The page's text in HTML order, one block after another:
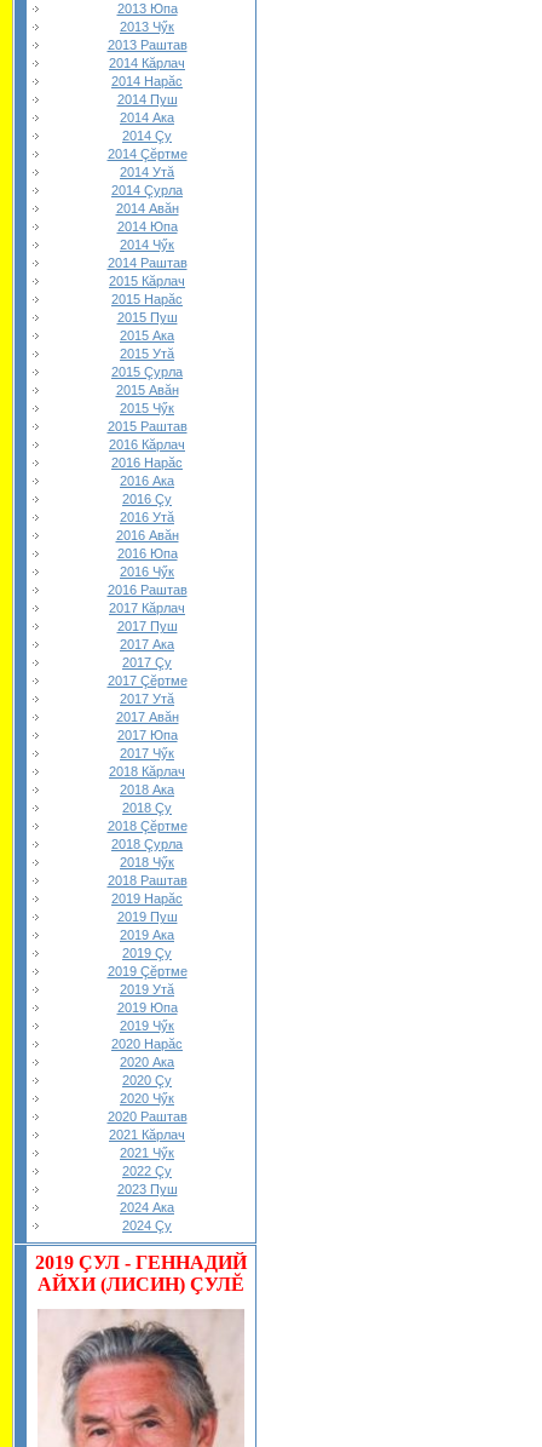
2013 Юпа
2013 Чӳк
2013 Раштав
2014 Кăрлач
2014 Нарăс
2014 Пуш
2014 Ака
2014 Çу
2014 Çĕртме
2014 Утă
2014 Çурла
2014 Авăн
2014 Юпа
2014 Чӳк
2014 Раштав
2015 Кăрлач
2015 Нарăс
2015 Пуш
2015 Ака
2015 Утă
2015 Çурла
2015 Авăн
2015 Чӳк
2015 Раштав
2016 Кăрлач
2016 Нарăс
2016 Ака
2016 Çу
2016 Утă
2016 Авăн
2016 Юпа
2016 Чӳк
2016 Раштав
2017 Кăрлач
2017 Пуш
2017 Ака
2017 Çу
2017 Çĕртме
2017 Утă
2017 Авăн
2017 Юпа
2017 Чӳк
2018 Кăрлач
2018 Ака
2018 Çу
2018 Çĕртме
2018 Çурла
2018 Чӳк
2018 Раштав
2019 Нарăс
2019 Пуш
2019 Ака
2019 Çу
2019 Çĕртме
2019 Утă
2019 Юпа
2019 Чӳк
2020 Нарăс
2020 Ака
2020 Çу
2020 Чӳк
2020 Раштав
2021 Кăрлач
2021 Чӳк
2022 Çу
2023 Пуш
2024 Ака
2024 Çу
2019 ÇУЛ - ГЕННАДИЙ
АЙХИ (ЛИСИН) ÇУЛĔ